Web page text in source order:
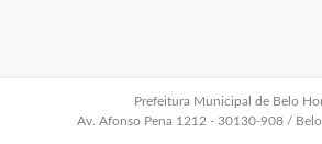
Prefeitura Municipal de Belo
Av. Afonso Pena 1212 - 30130-908 /